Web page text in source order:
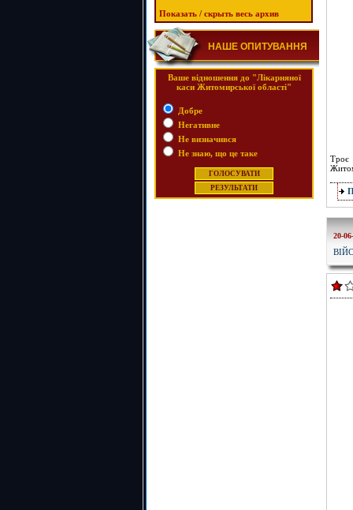
Показать / скрыть весь архив
НАШЕ ОПИТУВАННЯ
Ваше відношення до "Лікарняної
каси Житомирської області"
Добре
Негативне
Не визначився
Не знаю, що це таке
Троє
20-